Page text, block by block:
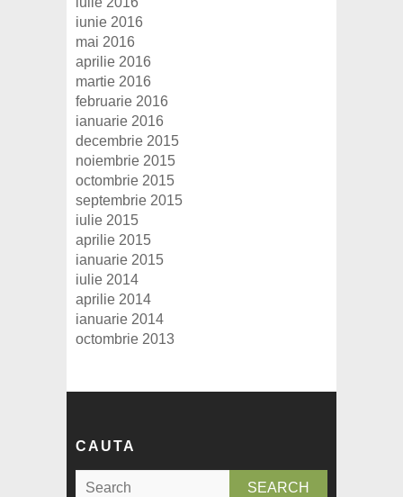
iunie 2016
mai 2016
aprilie 2016
martie 2016
februarie 2016
ianuarie 2016
decembrie 2015
noiembrie 2015
octombrie 2015
septembrie 2015
iulie 2015
aprilie 2015
ianuarie 2015
iulie 2014
aprilie 2014
ianuarie 2014
octombrie 2013
CAUTA